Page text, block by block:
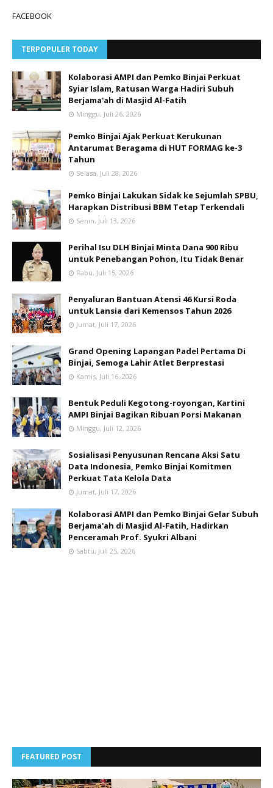
FACEBOOK
TERPOPULER TODAY
Kolaborasi AMPI dan Pemko Binjai Perkuat
Syiar Islam, Ratusan Warga Hadiri Subuh
Berjama'ah di Masjid Al-Fatih
Minggu, Juli 26, 2026
Pemko Binjai Ajak Perkuat Kerukunan
Antarumat Beragama di HUT FORMAG ke-3
Tahun
Selasa, Juli 28, 2026
Pemko Binjai Lakukan Sidak ke Sejumlah SPBU,
Harapkan Distribusi BBM Tetap Terkendali
Senin, Juli 13, 2026
Perihal Isu DLH Binjai Minta Dana 900 Ribu
untuk Penebangan Pohon, Itu Tidak Benar
Rabu, Juli 15, 2026
Penyaluran Bantuan Atensi 46 Kursi Roda
untuk Lansia dari Kemensos Tahun 2026
Jumat, Juli 17, 2026
Grand Opening Lapangan Padel Pertama Di
Binjai, Semoga Lahir Atlet Berprestasi
Kamis, Juli 16, 2026
Bentuk Peduli Kegotong-royongan, Kartini
AMPI Binjai Bagikan Ribuan Porsi Makanan
Minggu, Juli 12, 2026
Sosialisasi Penyusunan Rencana Aksi Satu
Data Indonesia, Pemko Binjai Komitmen
Perkuat Tata Kelola Data
Jumat, Juli 17, 2026
Kolaborasi AMPI dan Pemko Binjai Gelar Subuh
Berjama'ah di Masjid Al-Fatih, Hadirkan
Penceramah Prof. Syukri Albani
Sabtu, Juli 25, 2026
FEATURED POST